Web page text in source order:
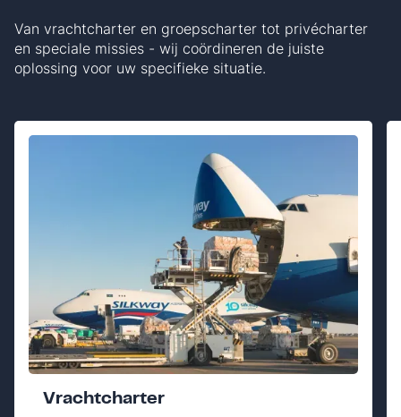
Van vrachtcharter en groepscharter tot privécharter
en speciale missies - wij coördineren de juiste
oplossing voor uw specifieke situatie.
Vrachtcharter